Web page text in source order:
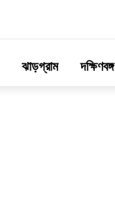
ঝাড়গ্রাম দক্ষিণবঙ্গ